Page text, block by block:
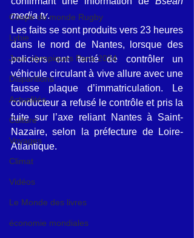
Coupe du monde Rugby
Lybie
Jeux olympiques Paris 2024
Disparitions
Actualités
Culture
Voyages
Climat
Vidéos
Le Monde des livres
économie mondiales
media tv.
Les faits se sont produits vers 23 heures
dans le nord de Nantes, lorsque des
policiers ont tenté de contrôler un
véhicule circulant à vive allure avec une
fausse plaque d’immatriculation. Le
conducteur a refusé le contrôle et pris la
fuite sur l’axe reliant Nantes à Saint-
Nazaire, selon la préfecture de Loire-
Atlantique.